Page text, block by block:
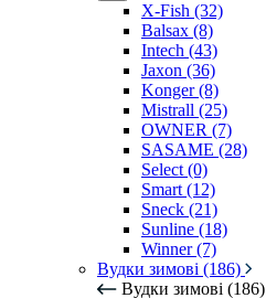
X-Fish (32)
Balsax (8)
Intech (43)
Jaxon (36)
Konger (8)
Mistrall (25)
OWNER (7)
SASAME (28)
Select (0)
Smart (12)
Sneck (21)
Sunline (18)
Winner (7)
Вудки зимові (186)
Вудки зимові (186)